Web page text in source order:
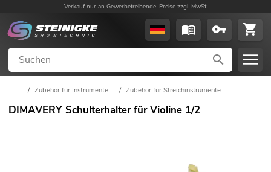
Verkauf nur an Gewerbetreibende. Preise zzgl. MwSt.
... / Zubehör für Instrumente / Zubehör für Streichinstrumente
DIMAVERY Schulterhalter für Violine 1/2